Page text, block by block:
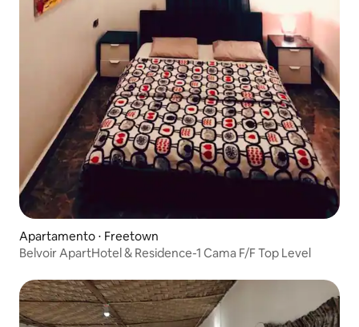
Apartamento ⋅ Freetown
Belvoir ApartHotel & Residence-1 Cama F/F Top Level